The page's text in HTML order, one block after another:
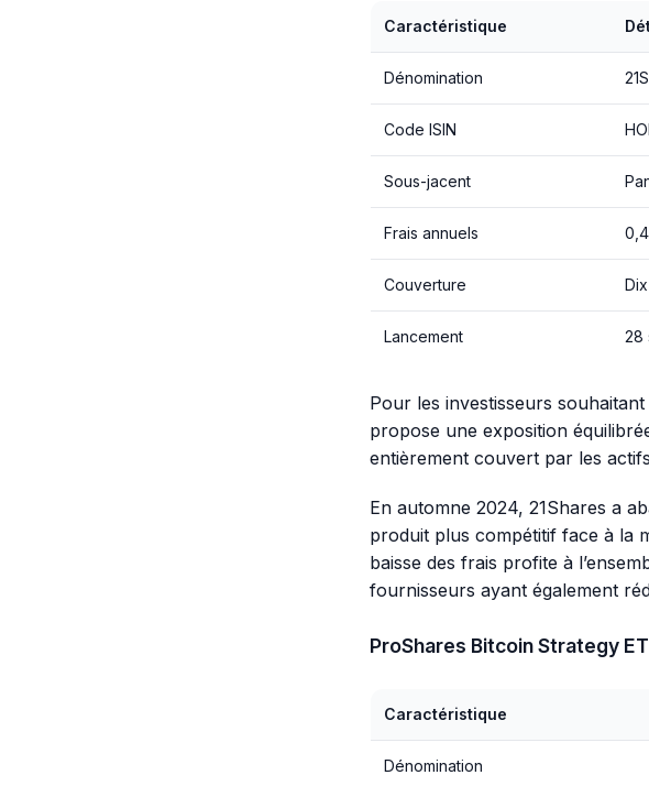
Caractéristique
Dénomination
Code ISIN
Sous-jacent
Frais annuels
Couverture
Lancement 28
Pour les investisseurs
propose une exposition
entièrement couvert par les
En automne 2024, 21Shares a
produit plus compétitif face à la
baisse des frais profite à
fournisseurs ayant également
ProShares Bitcoin Strategy
Caractéristique
Dénomination